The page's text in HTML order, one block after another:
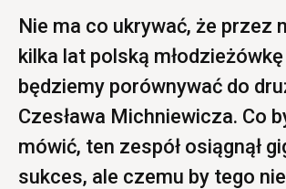
Nie ma co ukrywać, że przez
kilka lat polską
będziemy porównywać do
Czesława Michniewicza. Co
mówić, ten zespół osiągnął
sukces, ale czemu by tego nie